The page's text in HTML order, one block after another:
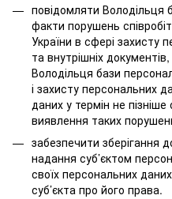
повідомляти Володільця
факти порушень
України в сфері захисту
та внутрішніх
Володільця бази
і захисту персональних
даних у термін не
виявлення таких
забезпечити зберігання
надання суб’єктом
своїх персональних
суб’єкта про його права.